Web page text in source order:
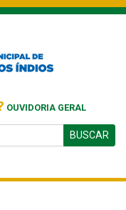
OUVIDORIA GERAL
BUSCAR